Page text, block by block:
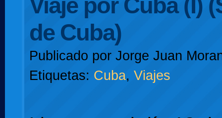
de Cuba)
Publicado por Jorge Juan
Etiquetas: Cuba, Viajes